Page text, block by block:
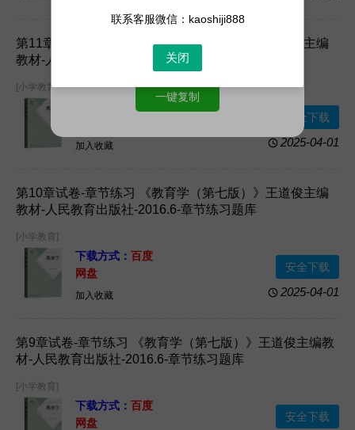
第11章试卷-章节练习 《教育学（第七版）》王道俊主编
教材-人民教育出版社-2016.6-章节练习题库
[小学教育]
百度
加入收藏 2025-04-01
安全下载
第10章试卷-章节练习 《教育学（第七版）》王道俊主编
教材-人民教育出版社-2016.6-章节练习题库
[小学教育]
下载方式： 百度
网盘
加入收藏 2025-04-01
安全下载
第9章试卷-章节练习 《教育学（第七版）》王道俊主编教
材-人民教育出版社-2016.6-章节练习题库
[小学教育]
下载方式： 百度
网盘
安全下载
联系客服微信：kaoshiji888
关闭
一键复制